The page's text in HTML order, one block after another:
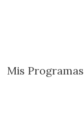
Mis Programas